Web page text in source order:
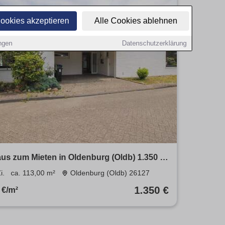
akzeptieren Alle Cookies ablehnen
Datenschutzerklärung
zum Mieten in Oldenburg (Oldb) 1.350 €
m²ca. 113,00 m² Oldenburg (Oldb) 26127
m² 1.350 €